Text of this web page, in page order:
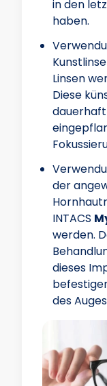
in den
haben.
Linsen
Diese
dauerhaft
der
INTACS
werden.
dieses
des